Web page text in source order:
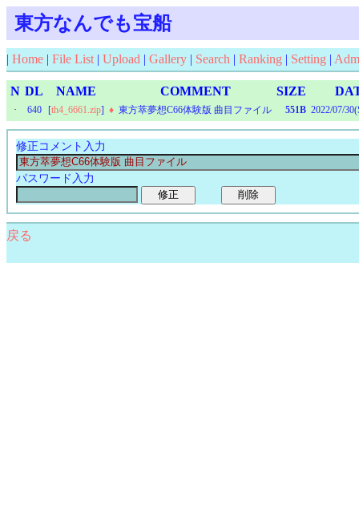
東方なんでも宝船
| Home | File List | Upload | Gallery | Search | Ranking | Setting |
N DL NAME COMMENT SIZE
· 640 [th4_6661.zip] ♦ 東方萃夢想C66体験版 曲目ファイル 551B 2022/07/
修正コメント入力
パスワード入力
戻る